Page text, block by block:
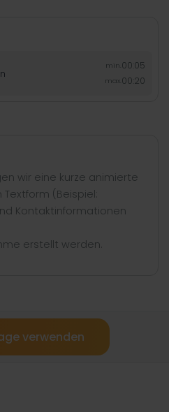
min. 00:05
max. 00:20
wir eine kurze animierte
Textform (Beispiel:
Kontaktinformationen
erstellt werden.
verwenden